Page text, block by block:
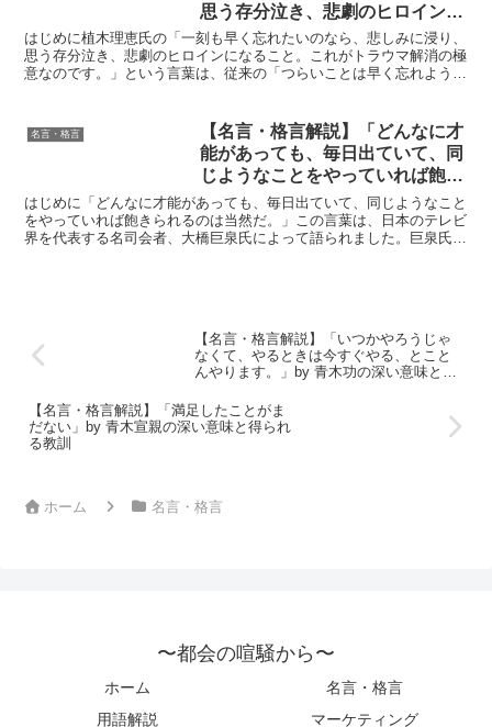
思う存分泣き、悲劇のヒロインに
なること。これがトラウマ解消の
極意なのです。」by 植木理恵の
深い意味と得られる教訓
はじめに植木理恵氏の「一刻も早く忘れたいのなら、悲しみに浸り、
思う存分泣き、悲劇のヒロインになること。これがトラウマ解消の極
意なのです。」という言葉は、従来の「つらいことは早く忘れよう」
名言・格言
【名言・格言解説】「どんなに才
能があっても、毎日出ていて、同
じようなことをやっていれば飽き
られるのは当然だ。」by 大橋 巨
泉の深い意味と得られる教訓
はじめに「どんなに才能があっても、毎日出ていて、同じようなこと
をやっていれば飽きられるのは当然だ。」この言葉は、日本のテレビ
界を代表する名司会者、大橋巨泉氏によって語られました。巨泉氏
【名言・格言解説】「いつかやろうじゃ
なくて、やるときは今すぐやる、とこと
んやります。」by 青木功の深い意味と得
【名言・格言解説】「満足したことがま
だない」by 青木宣親の深い意味と得られ
る教訓
ホーム 名言・格言
〜都会の喧騒から〜
ホーム
名言・格言
用語解説
マーケティング